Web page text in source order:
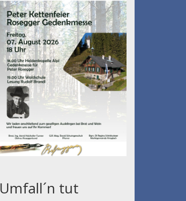
Umfall´n tut